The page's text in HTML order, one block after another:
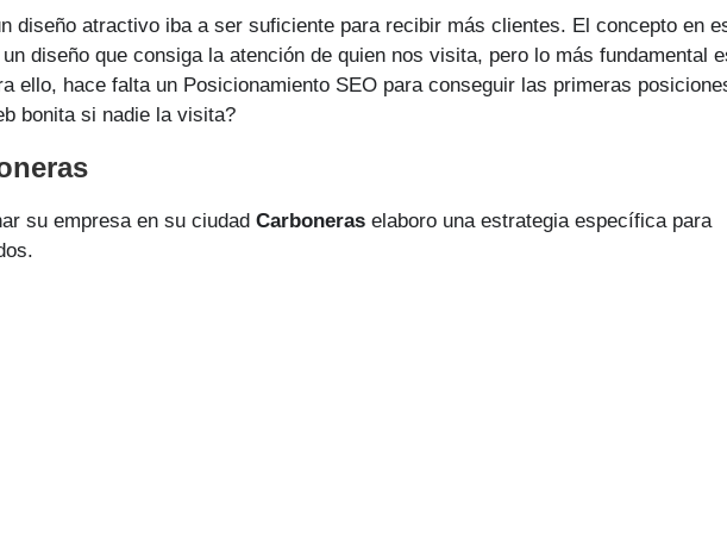
diseño atractivo iba a ser suficiente para recibir más clientes. El concepto en
diseño que consiga la atención de quien nos visita, pero lo más fundamental
ello, hace falta un Posicionamiento SEO para conseguir las primeras
bonita si nadie la visita?
su empresa en su ciudad Carboneras elaboro una estrategia específica para